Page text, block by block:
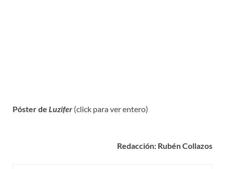
Póster de Luzifer (click para ver entero)
Redacción: Rubén Collazos